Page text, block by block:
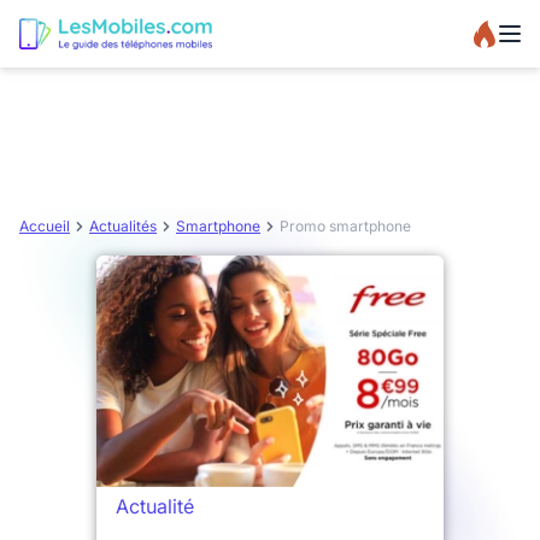
Accueil Actualités Smartphone Promo smartphone
Actualité